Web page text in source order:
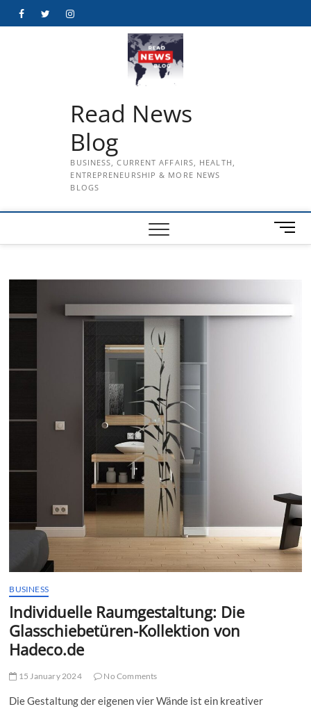
FacebookTwitterInstagram
Read News
Blog
BUSINESS, CURRENT AFFAIRS, HEALTH,
ENTREPRENEURSHIP & MORE NEWS
BLOGS
M
e
u
t
BUSINESS
Individuelle Raumgestaltung: Die
Glasschiebetüren-Kollektion von
Hadeco.de
15 January 2024 No Comments
Die Gestaltung der eigenen vier Wände ist ein kreativer